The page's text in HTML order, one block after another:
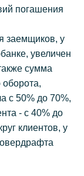
погашения
заемщиков, у
увеличен
сумма
с 50% до 70%,
- с 40% до
клиентов, у